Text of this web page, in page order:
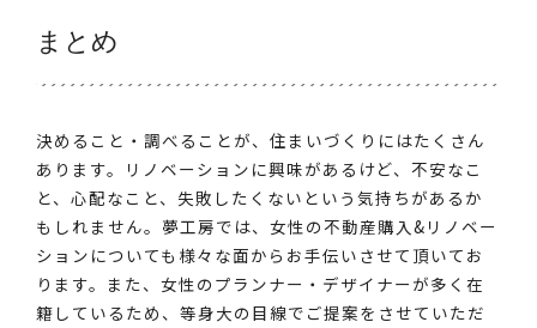
まとめ
決めること・調べることが、住まいづくりにはたくさん
あります。リノベーションに興味があるけど、不安なこ
と、心配なこと、失敗したくないという気持ちがあるか
もしれません。夢工房では、女性の不動産購入&リノベー
ションについても様々な面からお手伝いさせて頂いてお
ります。また、女性のプランナー・デザイナーが多く在
籍しているため、等身大の目線でご提案をさせていただ